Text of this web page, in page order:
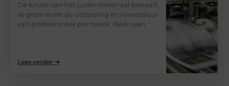
De keuze van het juiste materiaal bepaalt
in grote mate de uitstraling en levensduur
van professioneel printwerk. Bedrijven
Lees verder ➜